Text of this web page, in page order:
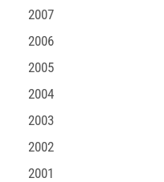
2007
2006
2005
2004
2003
2002
2001